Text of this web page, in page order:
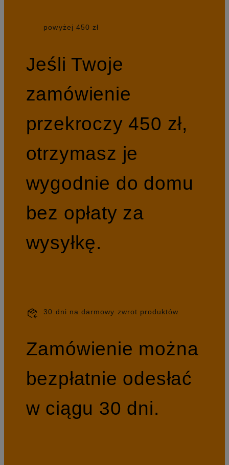
powyżej 450 zł
Jeśli Twoje
zamówienie
przekroczy 450 zł,
otrzymasz je
wygodnie do domu
bez opłaty za
wysyłkę.
30 dni na darmowy zwrot produktów
Zamówienie można
bezpłatnie odesłać
w ciągu 30 dni.